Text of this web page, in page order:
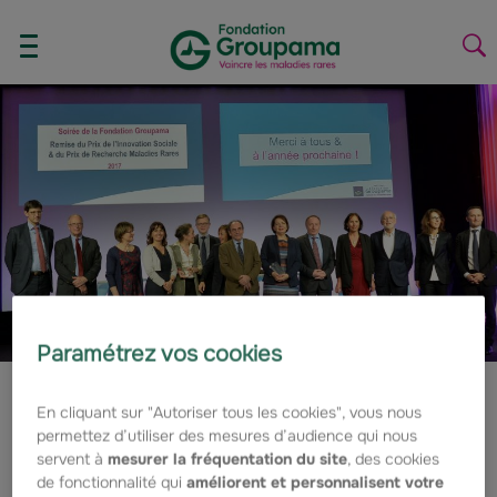
Aller à la navigation
AFFICHER/MASQUER
MENU
la
Revivez la soirée de la
Fondation Groupama
Paramétrez vos cookies
En cliquant sur "Autoriser tous les cookies", vous nous
permettez d’utiliser des mesures d’audience qui nous
servent àmesurer la fréquentation du site, des cookies
de fonctionnalité quiaméliorent et personnalisent votre